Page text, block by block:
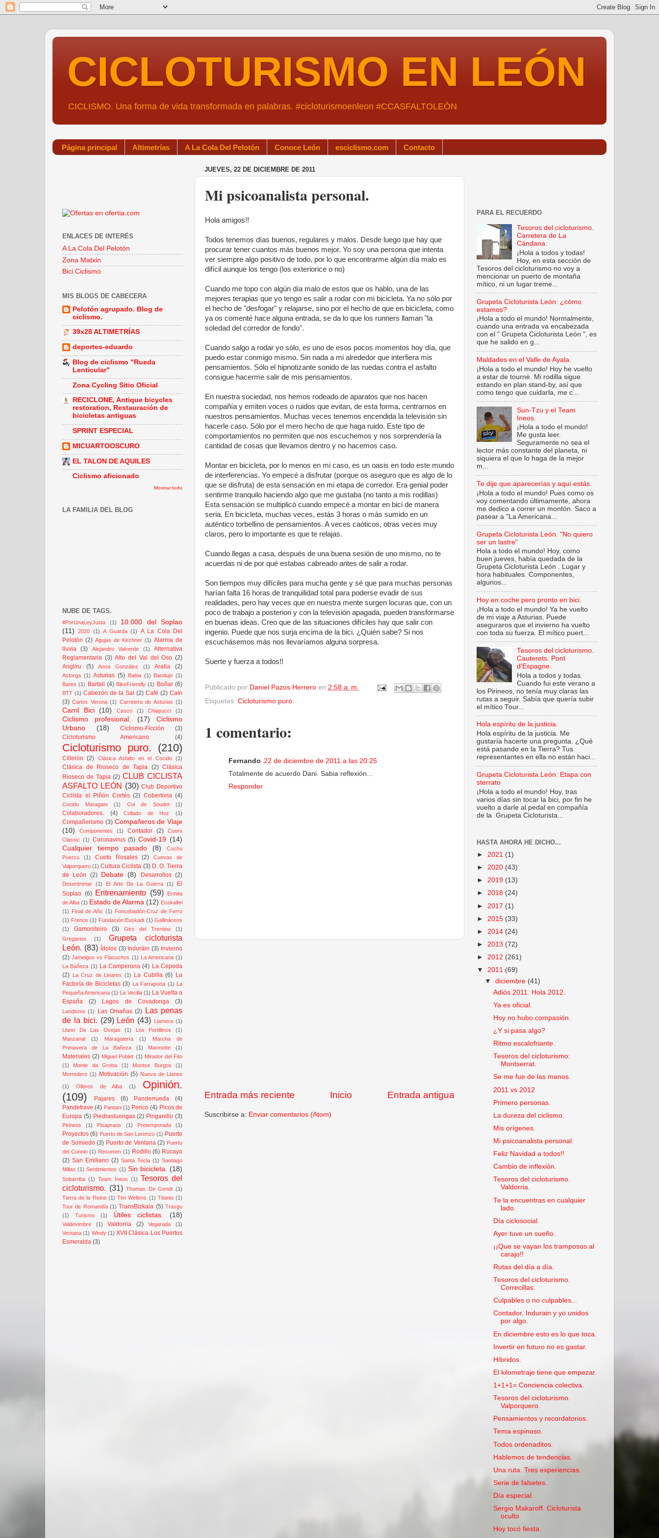
CICLOTURISMO EN LEÓN
CICLISMO. Una forma de vida transformada en palabras. #cicloturismoenleon #CCASFALTOLEÓN
Página principal Altimetrías A La Cola Del Pelotón Conoce León esciclismo.com Contacto
JUEVES, 22 DE DICIEMBRE DE 2011
Mi psicoanalista personal.
Hola amigos!!
Todos tenemos días buenos, regulares y malos. Desde luego que hay que
procurar tener cuantos más buenos mejor. Yo soy una persona que intenta
ver siempre algo positivo de todo, por lo que encontrarme algún día malo es
difícil aunque los tengo (los exteriorice o no)
Cuando me topo con algún día malo de estos que os hablo, una de las
mejores terapias que yo tengo es salir a rodar con mi bicicleta. Ya no sólo por
el hecho de "desfogar" y relajarse, sino por el hecho de que en bicicleta, como
ya os comenté hace alguna entrada, se da lo que los runners llaman "la
soledad del corredor de fondo".
Cuando salgo a rodar yo sólo, es uno de esos pocos momentos hoy día, que
puedo estar conmigo mismo. Sin nada a mi alrededor que interfiera mis
pensamientos. Sólo el hipnotizante sonido de las ruedas contra el asfalto
consigue hacerme salir de mis pensamientos.
En nuestra sociedad, nos hemos rodeado de aparatos que nos hacen
compañía y emiten voces o ruidos que evitan, de esta forma, centrarnos en
nuestros pensamientos. Muchas veces tenemos encendida la televisión sin
hacerle caso. Sólo por el mero hecho de que haga ruido. Este tipo de
comportamientos no permiten que nos escuchemos y nos sorprendería la
cantidad de cosas que llevamos dentro y no hacemos caso.
Montar en bicicleta, por lo menos en mi caso, es un oasis en todo este mundo
de interferencias. Yo empecé a disfrutar (porque os aseguro que es algo de lo
que se disfruta) de esta sensación en mi etapa de corredor. Era genial poder
sentirme tranquilo haciendo algo que me gustaba (no tanto a mis rodillas)
Esta sensación se multiplicó cuando empecé a montar en bici de manera
seria. En bicicleta, muchas veces, estás 3 horas o más sumido en un
auténtico torbellino de pensamientos. A veces caóticos, otras veces muy
claros, pero lo importante es que te relajas.
Cuando llegas a casa, después de una buena sesión de uno mismo, no te
acuerdas ni de por qué estabas cabreado antes de salir a rodar.
Son tiempos muy difíciles para mucha gente y sé que para muchas personas
harían falta 16 horas de tranquilidad total para poderse evadir de sus
realidades, pero hay veces que en nuestra mente surgen locuras que, con un
poco de trabajo a posteriori y con la televisión apagada, pueden transformarse
en buenas ideas. Creo que de las situaciones difíciles hay que salir con
ingenio. Puede que nos surja encima de la bici. ¿Quién sabe? Si nos
escuchásemos más nos llevaríamos alguna sorpresa.
Suerte y fuerza a todos!!
Publicado por Daniel Pazos Herrero en 2:58 a. m.
Etiquetas: Cicloturismo puro.
1 comentario:
Fernando 22 de diciembre de 2011 a las 20:25
Totalmente de acuerdo Dani. Sabia reflexión...
Responder
Entrada más reciente Entrada antigua
Inicio
Suscribirse a: Enviar comentarios (Atom)
ENLACES DE INTERÉS
A La Cola Del Pelotón
Zona Matxin
Bici Ciclismo
MIS BLOGS DE CABECERA
Pelotón agrupado. Blog de
ciclismo.
39x28 ALTIMETRÍAS
deportes-eduardo
Blog de ciclismo "Rueda
Lenticular"
Zona Cycling Sitio Oficial
RECICLONE, Antique bicycles
restoration, Restauración de
bicicletas antiguas
SPRINT ESPECIAL
MICUARTOOSCURO
EL TALON DE AQUILES
Ciclismo aficionado
Mostrar todo
LA FAMILIA DEL BLOG
NUBE DE TAGS.
#PorUnaLeyJusta (1)
10.000 del Soplao
(11)
2020 (1) A Guarda (1)
A La Cola Del
Pelotón (2) Agujas de Kirchner (1) Alarma de
lluvia
(3) Alejandro Valverde (1)
Alternativa
Reglamentaria (3) Alto del Val del Oso (2)
Angliru
(5) Anna González (1) Aralla (2)
Astorga (1) Asturias (5) Babia (1) Bandujo (1)
Bares (1) Bartali (4) BikeFriendly (1) Boñar (6)
BTT (1) Cabezón de la Sal (2) Café (2) Caín
(3) Carlos Verona (1) Carretera de Asturias (1)
Carril Bici (10) Casco (1) Chiapucci (1)
Ciclismo profesional. (17)
Ciclismo
Urbano
(18) Ciclismo-Ficción
(3)
Cicloturismo Americano.
(4)
Cicloturismo puro. (210)
Cillerón (2) Clásica Asfalto en el Cocido (1)
Clásica de Rioseco de Tapia (2) Clásica
Rioseco de Tapia (2) CLUB CICLISTA
ASFALTO LEÓN (30) Club Deportivo
Ciclista el Piñón Cortés (2) Cobertoria (4)
Cocido Maragato (1) Col de Soudet (1)
Colaboradores. (4) Collado de Hoz (1)
Compañerismo (3) Compañeros de Viaje
(10)
Componentes (1) Contador (2)
Coors
Classic (1) Coronavirus (5) Covid-19 (14)
Cualquier tiempo pasado
(8)
Cuchu
Puercu
(1) Cueto Rosales (2)
Cuevas de
Valporquero (1) Cultura Ciclista (3) D. O. Tierra
de León
(2) Debate (8) Desarrollos (2)
Desentrenar (1) El Arte De La Guerra (1)
El
Soplao (6) Entrenamiento (59)
Ermita
de Alba (1) Estado de Alarma (12) Euskaltel
(1) Final de Año (1) Foncebadón-Cruz de Ferro
(1) Frenos (1) Fundación Euskadi (1) Gallináceos
(1)
Gamoniteiro (3) Giro del Trentino
(1)
Gregarios
(1)
Grupeta cicloturista
León. (83) Ídolos (3) Induráin (3) Invierno
(2) Jamelgos vs Flacuchos (1) La Americana (1)
La Bañeza (1) La Camperona (4) La Cepeda
(2) La Cruz de Linares (1) La Cubilla (6) La
Factoría de Bicicletas (3) La Farrapona (1) La
Pequeña Americana (1) La Vecilla (1) La Vuelta a
España
(2) Lagos de Covadonga (3)
Landismo (1) Las Omañas (2) Las penas
de la bici. (29) León (43) Llamera (1)
Llano De Las Ovejas
(1) Los Portillinos
(1)
Manzanal
(1) Maragatería (1)
Marcha de
Primavera de La Bañeza
(1) Marmotte (1)
Materiales (2) Miguel Poblet (1) Mirador del Fito
(1)
Monte da Groba (1) Montse Burgos
(1)
Morredero (1) Motivación (5) Nueva de Llanes
(1) Olleros de Alba (1)
Opinión.
(109)
Pajares (6) Panderrueda
(4)
Pandetrave (4) Pantani (1) Perico (4) Picos de
Europa (5) Piedrasluengas (2) Pinganillo (3)
Pirineos (1) Pisapraos (1) Pretemporada (1)
Proyectos (6) Puerto de San Lorenzo (1) Puerto
de Somiedo (3) Puerto de Ventana (2) Puerto
del Connio (1) Resumen (1) Rodillo (6) Rucayo
(2) San Emiliano (2) Santa Tecla (1) Santiago
Millas (1) Sentimientos (1) Sin bicicleta. (18)
Sobarriba (1) Team Ineos (1) Tesoros del
cicloturismo. (31) Thomas De Gendt (1)
Tierra de la Reina (1) Tim Wellens (1) Titanio (1)
Tour de Romandía (1) TransBizkaia (5) Trasgu
(1)
Turismo (1) Útiles ciclistas. (18)
Valdevimbre (1) Valdorria (2) Vegarada
(1)
Ventana (1) Windy (1) XVII Clásica Los Puertos
Esmeralda (3)
PARA EL RECUERDO
Tesoros del cicloturismo.
Carretera de La
Cándana.
¡Hola a todos y todas!
Hoy, en esta sección de
Tesoros del cicloturismo no voy a
mencionar un puerto de montaña
mítico, ni un lugar treme...
Grupeta Cicloturista León: ¿cómo
estamos?
¡Hola a todo el mundo! Normalmente,
cuando una entrada va encabezada
con el " Grupeta Cicloturista León ", es
que he salido en g...
Maldades en el Valle de Ayala.
¡Hola a todo el mundo! Hoy he vuelto
a estar de tournè. Mi rodilla sigue
estando en plan stand-by, así que
como tengo que cuidarla, me c...
Sun-Tzu y el Team
Ineos.
¡Hola a todo el mundo!
Me gusta leer.
Seguramente no sea el
lector más constante del planeta, ni
siquiera el que lo haga de la mejor
m...
Te dije que aparecerías y aquí estás.
¡Hola a todo el mundo! Pues como os
voy comentando últimamente, ahora
me dedico a correr un montón. Saco a
pasear a "La Americana...
Grupeta Cicloturista León. "No quiero
ser un lastre"
Hola a todo el mundo! Hoy, como
buen jueves, había quedada de la
Grupeta Cicloturista León . Lugar y
hora habituales. Componentes,
algunos...
Hoy en coche pero pronto en bici.
¡Hola a todo el mundo! Ya he vuelto
de mi viaje a Asturias. Puede
aseguraros que el invierno ha vuelto
con toda su fuerza. El mítico puert...
Tesoros del cicloturismo.
Cauterets. Pont
d'Espagne.
Hola a todos y todas.
Cuando fui este verano a
los Pirineos, no tenía muy claras las
rutas a seguir. Sabía que quería subir
el mítico Tour...
Hola espíritu de la justicia.
Hola espíritu de la justicia. Me
gustaría hacerte una pregunta. ¿Qué
está pasando en la Tierra? Tus
representantes en ella no están haci...
Grupeta Cicloturista León: Etapa con
sterrato
¡Hola a todo el mundo! Hoy, tras
varios días sin tocar la bici, por fin he
vuelto a darle al pedal en compañía
de la Grupeta Cicloturista...
HASTA AHORA HE DICHO...
► 2021 (1)
► 2020 (43)
► 2019 (13)
► 2018 (24)
► 2017 (1)
► 2015 (33)
► 2014 (24)
► 2013 (72)
► 2012 (261)
▼ 2011 (69)
▼diciembre (41)
Adiós 2011. Hola 2012.
Ya es oficial.
Hoy no hubo compasión.
¿Y si pasa algo?
Ritmo escalofriante.
Tesoros del cicloturismo:
Montserrat.
Se me fue de las manos.
2011 vs 2012
Primero personas.
La dureza del ciclismo.
Mis orígenes.
Mi psicoanalista personal.
Feliz Navidad a todos!!
Cambio de inflexión.
Tesoros del cicloturismo.
Valdorria.
Te la encuentras en cualquier
lado.
Día ciclosocial.
Ayer tuve un sueño.
¡¡Que se vayan los tramposos al
carajo!!
Rutas del día a día.
Tesoros del cicloturismo.
Correcillas.
Culpables o no culpables...
Contador, Indurain y yo unidos
por algo.
En diciembre esto es lo que toca.
Invertir en futuro no es gastar.
Híbridos.
El kilometraje tiene que empezar.
1+1+1= Conciencia colectiva.
Tesoros del cicloturismo.
Valporquero.
Pensamientos y recordatorios.
Tema espinoso.
Todos ordenaditos.
Hablemos de tendencias.
Una ruta. Tres experiencias.
Serie de falsetes.
Día especial.
Sergio Makaroff. Cicloturista
oculto
Hoy tocó fiesta.